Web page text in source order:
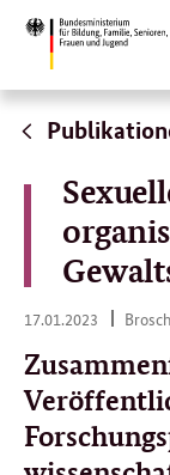
Direktlink:
17.01.2023 17.
2023